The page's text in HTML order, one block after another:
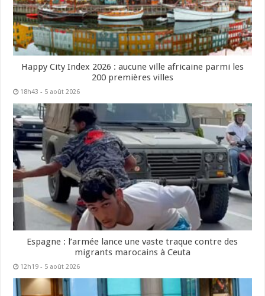
Happy City Index 2026 : aucune ville africaine parmi les
200 premières villes
18h43 - 5 août 2026
Espagne : l’armée lance une vaste traque contre des
migrants marocains à Ceuta
12h19 - 5 août 2026